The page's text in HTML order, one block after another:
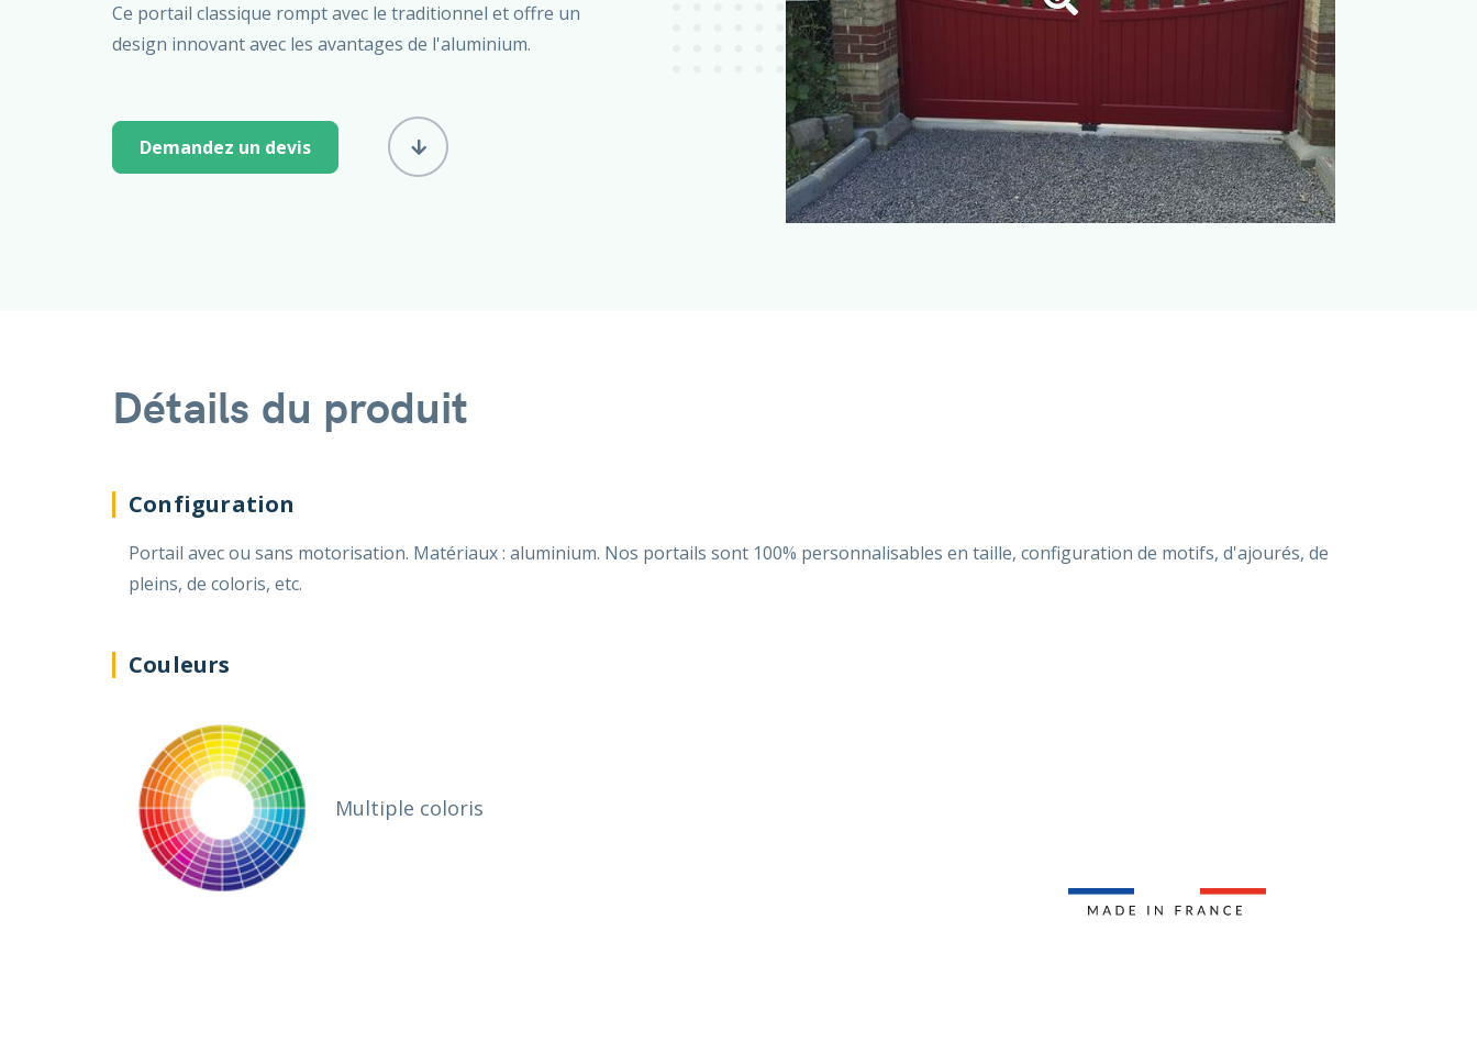
Ce portail classique rompt avec le traditionnel et offre un
design innovant avec les avantages de l'aluminium.
Demandez un devis
Détails du produit
Configuration
Portail avec ou sans motorisation. Matériaux : aluminium. Nos portails sont 100% personnalisables en taille, configuration de motifs, d'ajourés, de
pleins, de coloris, etc.
Couleurs
Multiple coloris